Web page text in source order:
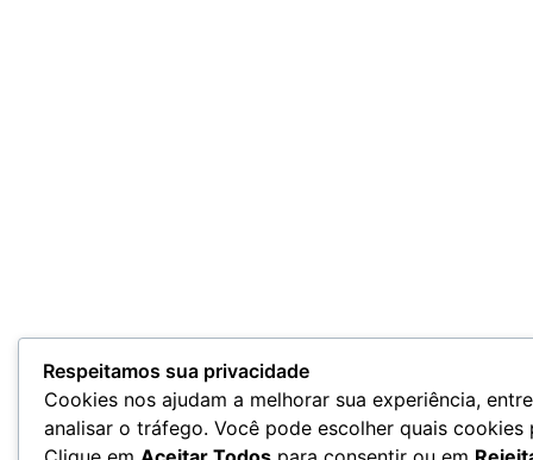
Respeitamos sua privacidade
Cookies nos ajudam a melhorar sua experiência,
analisar o tráfego. Você pode escolher quais